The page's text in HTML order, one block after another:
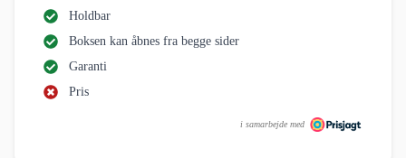
Holdbar
Boksen kan åbnes fra begge sider
Garanti
Pris
i samarbejde med